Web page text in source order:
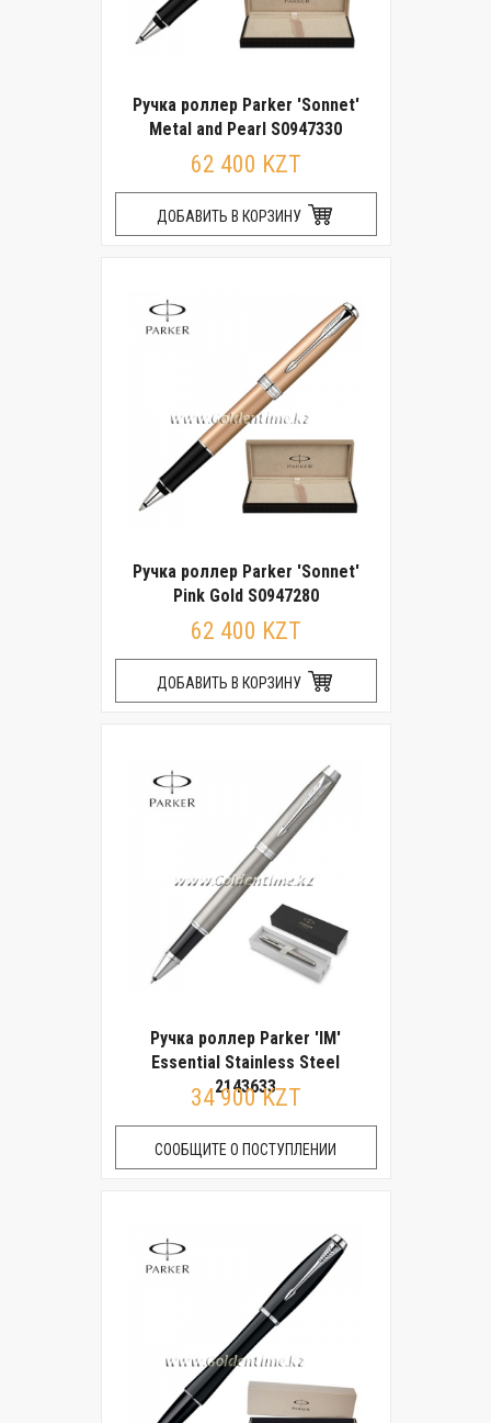
Ручка роллер Parker 'Sonnet'
Metal and Pearl S0947330
62 400 KZT
ДОБАВИТЬ В КОРЗИНУ
Ручка роллер Parker 'Sonnet'
Pink Gold S0947280
62 400 KZT
ДОБАВИТЬ В КОРЗИНУ
Ручка роллер Parker 'IM'
Essential Stainless Steel
2143633
34 900 KZT
СООБЩИТЕ О ПОСТУПЛЕНИИ